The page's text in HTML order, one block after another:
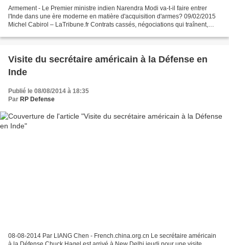
Armement - Le Premier ministre indien Narendra Modi va-t-il faire entrer
l'Inde dans une ère moderne en matière d'acquisition d'armes? 09/02/2015
Michel Cabirol – LaTribune.fr Contrats cassés, négociations qui traînent,
Visite du secrétaire américain à la Défense en
Inde
Publié le 08/08/2014 à 18:35
Par RP Defense
08-08-2014 Par LIANG Chen - French.china.org.cn Le secrétaire américain